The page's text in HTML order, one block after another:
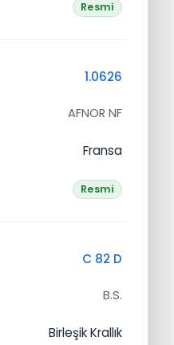
Resmi
1.0626
AFNOR NF
Fransa
Resmi
C 82 D
B.S.
Birleşik Krallık